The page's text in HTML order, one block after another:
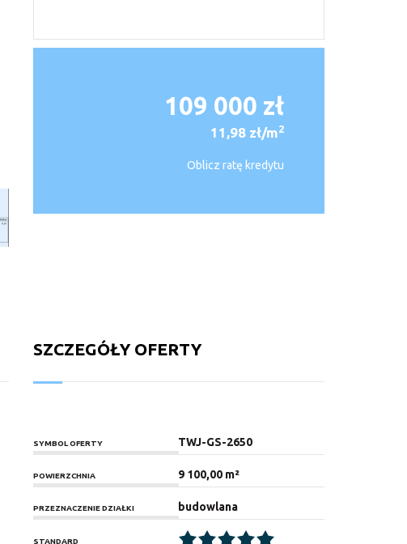
109 000 zł
11,98 zł/m2
Oblicz ratę kredytu
SZCZEGÓŁY OFERTY
SYMBOL OFERTY TWJ-GS-2650
POWIERZCHNIA 9 100,00 m²
PRZEZNACZENIE DZIAŁKI budowlana
STANDARD